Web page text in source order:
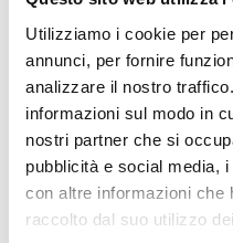
Utilizziamo i cookie per
annunci, per fornire
analizzare il nostro
informazioni sul modo in
nostri partner che si
pubblicità e social media,
con altre informazioni che
raccolto dal suo utilizzo
Correlati